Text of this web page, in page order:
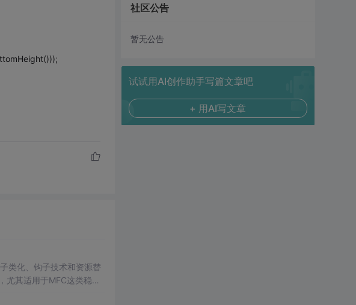
子类化、钩子技术和资源替
尤其适用于MFC这类稳定
社区公告
暂无公告
试试用AI创作助手写篇文章吧
+ 用AI写文章